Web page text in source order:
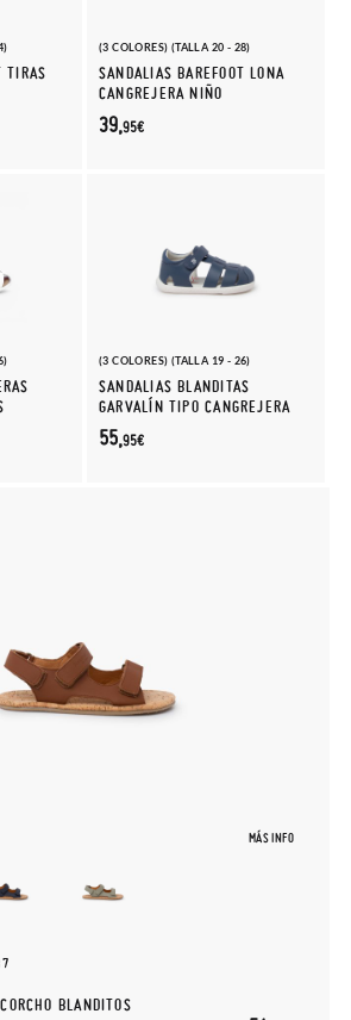
TIRAS
(3 COLORES) (TALLA 20 - 28)
SANDALIAS BAREFOOT LONA
CANGREJERA NIÑO
39,95€
(3 COLORES) (TALLA 19 - 26)
SANDALIAS BLANDITAS
GARVALÍN TIPO CANGREJERA
55,95€
MÁS INFO
BLANDITOS